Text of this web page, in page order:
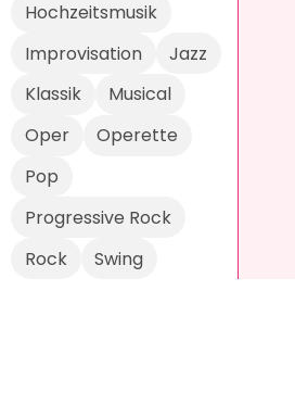
Hochzeitsmusik
Improvisation
Jazz
Klassik
Musical
Oper
Operette
Pop
Progressive Rock
Rock
Swing